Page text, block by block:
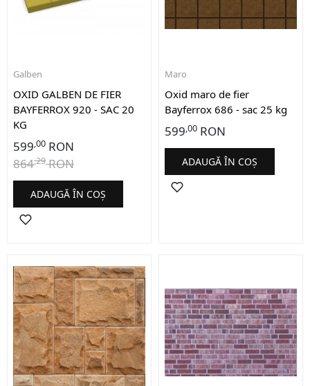
OXID GALBEN DE FIER
BAYFERROX 920 - SAC 20
KG
Galben
864,29RON
599,00 RON
ADAUGĂ ÎN COȘ
Oxid maro de fier
Bayferrox 686 - sac 25 kg
Maro
599,00 RON
ADAUGĂ ÎN COȘ